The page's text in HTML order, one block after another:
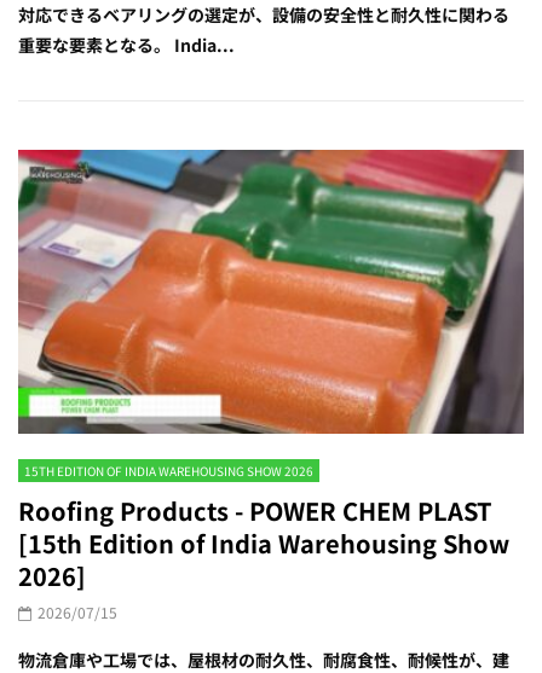
対応できるベアリングの選定が、設備の安全性と耐久性に関わる
重要な要素となる。 India...
15TH EDITION OF INDIA WAREHOUSING SHOW 2026
Roofing Products - POWER CHEM PLAST
[15th Edition of India Warehousing Show
2026]
2026/07/15
物流倉庫や工場では、屋根材の耐久性、耐腐食性、耐候性が、建